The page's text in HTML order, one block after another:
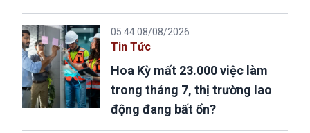
05:44 08/08/2026
Tin Tức
Hoa Kỳ mất 23.000 việc làm
trong tháng 7, thị trường lao
động đang bất ổn?